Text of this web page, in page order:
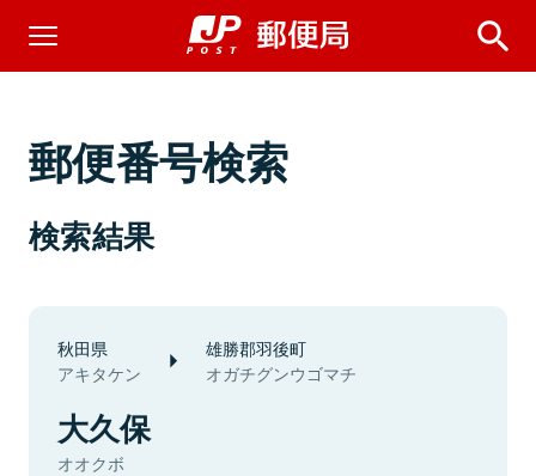
郵便番号検索
検索結果
秋田県
アキタケン
雄勝郡羽後町
オガチグンウゴマチ
大久保
オオクボ